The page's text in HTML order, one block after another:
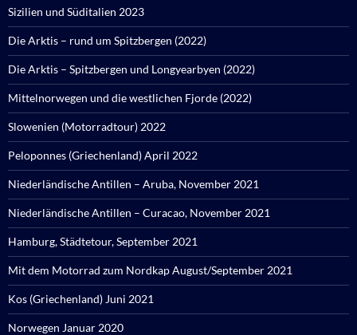
Sizilien und Süditalien 2023
Die Arktis – rund um Spitzbergen (2022)
Die Arktis – Spitzbergen und Longyearbyen (2022)
Mittelnorwegen und die westlichen Fjorde (2022)
Slowenien (Motorradtour) 2022
Peloponnes (Griechenland) April 2022
Niederländische Antillen – Aruba, November 2021
Niederländische Antillen – Curacao, November 2021
Hamburg, Städtetour, September 2021
Mit dem Motorrad zum Nordkap August/September 2021
Kos (Griechenland) Juni 2021
Norwegen Januar 2020